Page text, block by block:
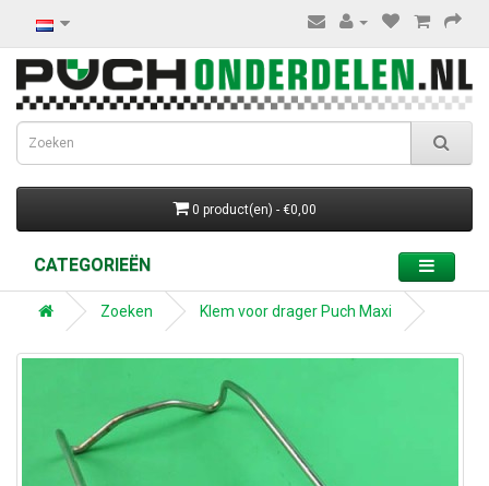
0 product(en) - €0,00
CATEGORIEËN
Zoeken Klem voor drager Puch Maxi